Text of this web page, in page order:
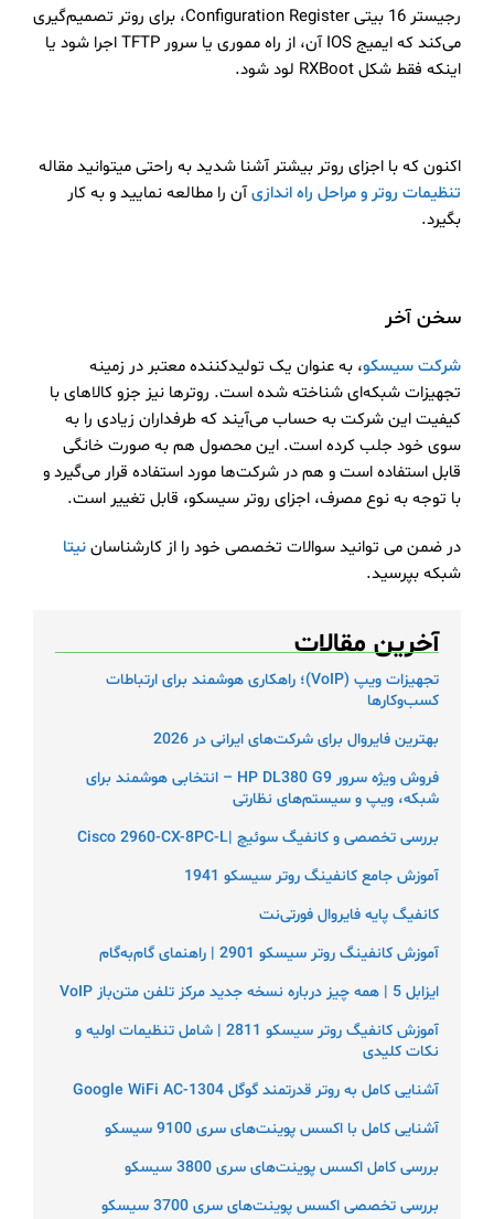
آخرین مقالات
تجهیزات ویپ (VoIP)؛ راهکاری هوشمند برای ارتباطات
کسب‌وکارها
بهترین فایروال برای شرکت‌های ایرانی در 2026
فروش ویژه سرور HP DL380 G9 – انتخابی هوشمند برای
شبکه، ویپ و سیستم‌های نظارتی
بررسی تخصصی و کانفیگ سوئیچ |Cisco 2960-CX-8PC-L
آموزش جامع کانفینگ روتر سیسکو 1941
کانفیگ پایه فایروال فورتی‌نت
آموزش کانفینگ روتر سیسکو 2901 | راهنمای گام‌به‌گام
ایزابل 5 | همه چیز درباره نسخه جدید مرکز تلفن متن‌باز VoIP
آموزش کانفیگ روتر سیسکو 2811 | شامل تنظیمات اولیه و
نکات کلیدی
آشنایی کامل به روتر قدرتمند گوگل Google WiFi AC-1304
آشنایی کامل با اکسس پوینت‌های سری 9100 سیسکو
بررسی کامل اکسس پوینت‌های سری 3800 سیسکو
بررسی تخصصی اکسس پوینت‌های سری 3700 سیسکو
رجیستر 16 بیتی Configuration Register، برای روتر تصمیم‌گیری
می‌کند که ایمیج IOS آن، از راه مموری یا سرور TFTP اجرا شود یا
اینکه فقط شکل RXBoot لود شود.
اکنون که با اجزای روتر بیشتر آشنا شدید به راحتی میتوانید مقاله
تنظیمات روتر و مراحل راه اندازیآن را مطالعه نمایید و به کار
بگیرد.
سخن آخر
شرکت سیسکو، به عنوان یک تولیدکننده معتبر در زمینه
تجهیزات شبکه‌ای شناخته شده است. روترها نیز جزو کالاهای با
کیفیت این شرکت به حساب می‌آیند که طرفداران زیادی را به
سوی خود جلب کرده است. این محصول هم به صورت خانگی
قابل استفاده است و هم در شرکت‌ها مورد استفاده قرار می‌گیرد و
با توجه به نوع مصرف، اجزای روتر سیسکو، قابل تغییر است.
در ضمن می توانید سوالات تخصصی خود را از کارشناساننیتا
شبکه بپرسید.